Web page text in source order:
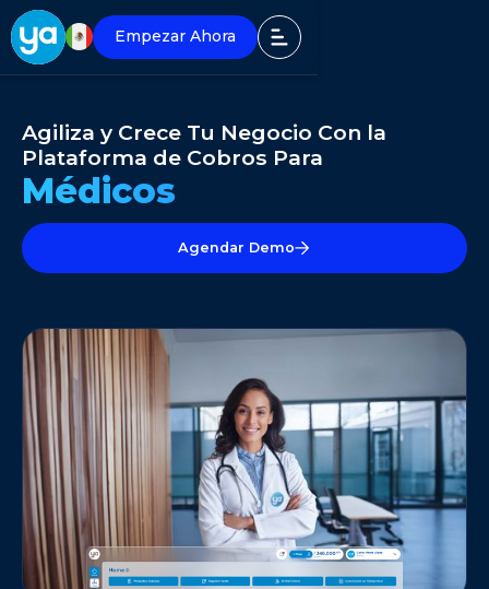
Empezar Ahora
Agiliza y Crece Tu Negocio Con la
Plataforma de Cobros Para
Médicos
Agendar Demo